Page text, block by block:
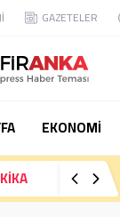
GAZETELER
EKONOMİ